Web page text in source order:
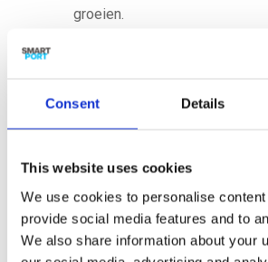
Consent Details
This website uses cookies
We use cookies to personalise
provide social media features and to
We also share information about your
groeien.
Innovatievermogen wordt voor
deel bepaald door niet-
De niet-maritieme sectoren
innovatie-inhaalslag.
heeft de intentie te innoveren.
bedrijven heeft een
innovatie
Het havenbedrijfsleven is